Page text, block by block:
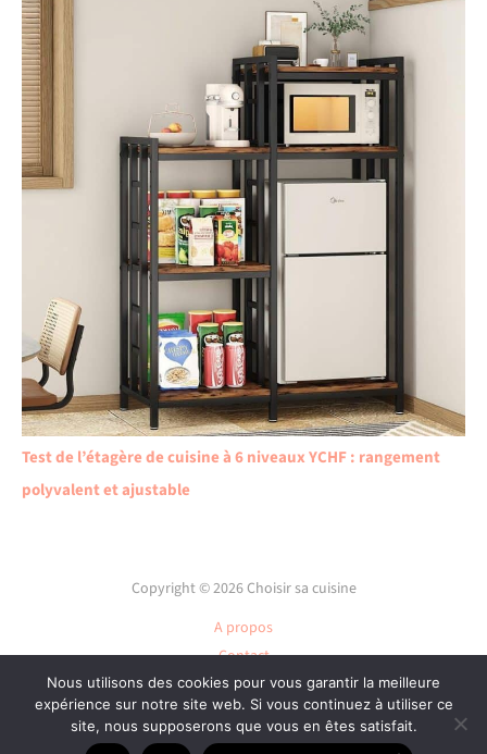
Test de l’étagère de cuisine à 6 niveaux YCHF : rangement
polyvalent et ajustable
Copyright © 2026 Choisir sa cuisine
A propos
Contact
Plan du site
Mentions légales
Politique de confidentialité
Nous utilisons des cookies pour vous garantir la meilleure
expérience sur notre site web. Si vous continuez à utiliser ce
site, nous supposerons que vous en êtes satisfait.